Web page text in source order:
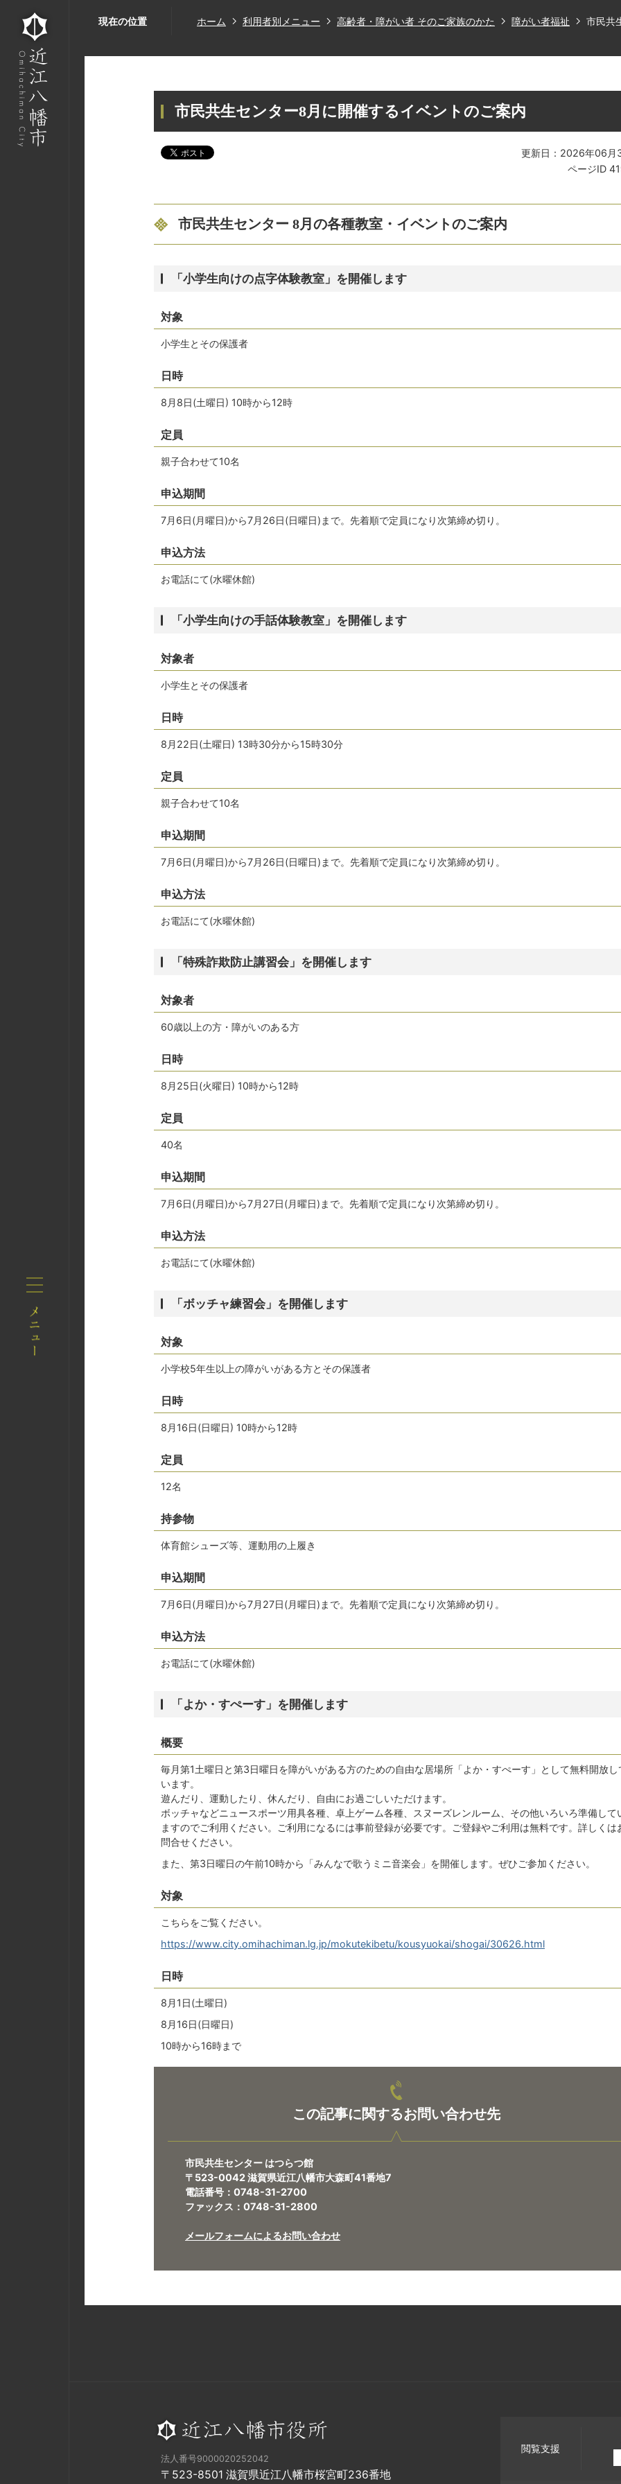
現在の位置 ホーム 利用者別メニュー 高齢者・障がい者 そのご家族のかた 障がい者福祉 市民共
市民共生センター8月に開催するイベントのご案内
更新日：2026年06月
ページID
市民共生センター 8月の各種教室・イベントのご案内
「小学生向けの点字体験教室」を開催します
対象
小学生とその保護者
日時
8月8日(土曜日) 10時から12時
定員
親子合わせて10名
申込期間
7月6日(月曜日)から7月26日(日曜日)まで。先着順で定員になり次第締め切り。
申込方法
お電話にて(水曜休館)
「小学生向けの手話体験教室」を開催します
対象者
小学生とその保護者
日時
8月22日(土曜日) 13時30分から15時30分
定員
親子合わせて10名
申込期間
7月6日(月曜日)から7月26日(日曜日)まで。先着順で定員になり次第締め切り。
申込方法
お電話にて(水曜休館)
「特殊詐欺防止講習会」を開催します
対象者
60歳以上の方・障がいのある方
日時
8月25日(火曜日) 10時から12時
定員
40名
申込期間
7月6日(月曜日)から7月27日(月曜日)まで。先着順で定員になり次第締め切り。
申込方法
お電話にて(水曜休館)
「ボッチャ練習会」を開催します
対象
小学校5年生以上の障がいがある方とその保護者
日時
8月16日(日曜日) 10時から12時
定員
12名
持参物
体育館シューズ等、運動用の上履き
申込期間
7月6日(月曜日)から7月27日(月曜日)まで。先着順で定員になり次第締め切り。
申込方法
お電話にて(水曜休館)
「よか・すぺーす」を開催します
概要
毎月第1土曜日と第3日曜日を障がいがある方のための自由な居場所「よか・すぺーす」として無料開放し
います。
遊んだり、運動したり、休んだり、自由にお過ごしいただけます。
ボッチャなどニュースポーツ用具各種、卓上ゲーム各種、スヌーズレンルーム、その他いろいろ準備して
ますのでご利用ください。ご利用になるには事前登録が必要です。ご登録やご利用は無料です。詳しくは
問合せください。
また、第3日曜日の午前10時から「みんなで歌うミニ音楽会」を開催します。ぜひご参加ください。
対象
こちらをご覧ください。
https://www.city.omihachiman.lg.jp/mokutekibetu/kousyuokai/shogai/30626.html
日時
8月1日(土曜日)
8月16日(日曜日)
10時から16時まで
この記事に関するお問い合わせ先
市民共生センター はつらつ館
〒523-0042 滋賀県近江八幡市大森町41番地7
電話番号：0748-31-2700
ファックス：0748-31-2800
メールフォームによるお問い合わせ
法人番号9000020252042
〒523-8501 滋賀県近江八幡市桜宮町236番地
閲覧支援